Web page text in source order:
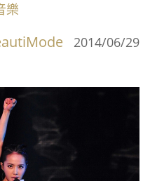
樂
2014/06/29